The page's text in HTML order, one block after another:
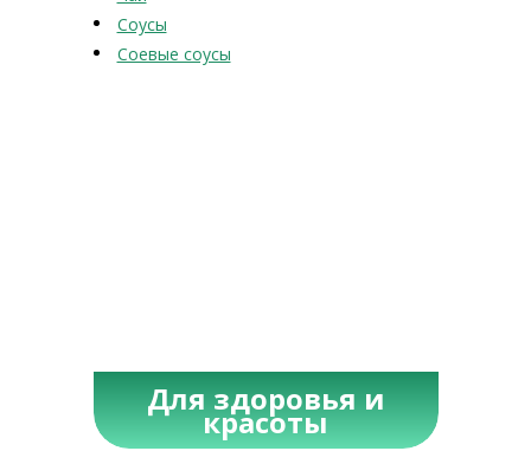
Соусы
Соевые соусы
Для здоровья и
красоты